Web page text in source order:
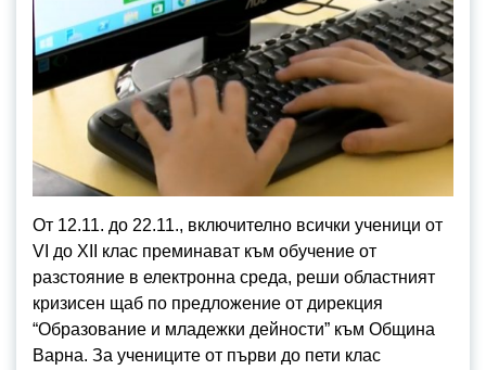
От 12.11. до 22.11., включително всички ученици от
VI до XII клас преминават към обучение от
разстояние в електронна среда, реши областният
кризисен щаб по предложение от дирекция
“Образование и младежки дейности” към Община
Варна. За учениците от първи до пети клас